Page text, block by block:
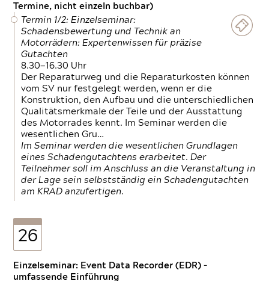
Termine, nicht einzeln buchbar)
Termin 1/2: Einzelseminar:
Schadensbewertung und Technik an
Motorrädern: Expertenwissen für präzise
Gutachten
8.30—16.30 Uhr
Der Reparaturweg und die Reparaturkosten können
vom SV nur festgelegt werden, wenn er die
Konstruktion, den Aufbau und die unterschiedlichen
Qualitätsmerkmale der Teile und der Ausstattung
des Motorrades kennt. Im Seminar werden die
wesentlichen Gru…
Im Seminar werden die wesentlichen Grundlagen
eines Schadengutachtens erarbeitet. Der
Teilnehmer soll im Anschluss an die Veranstaltung in
der Lage sein selbstständig ein Schadengutachten
am KRAD anzufertigen.
26
Einzelseminar: Event Data Recorder (EDR) –
umfassende Einführung